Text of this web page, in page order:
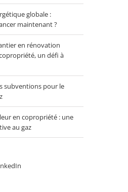
globale :
maintenant ?
en rénovation
un défi à
subventions pour le
en copropriété : une
au gaz